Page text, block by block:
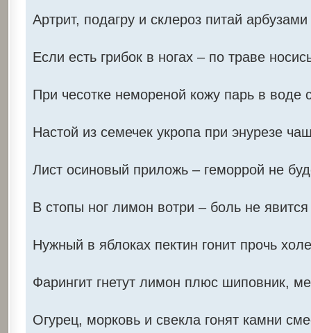
Артрит, подагру и склероз питай
Если есть грибок в ногах – по траве
При чесотке немореной кожу парь в воде
Настой из семечек укропа при энурезе
Лист осиновый приложь – геморрой не
В стопы ног лимон вотри – боль не явится
Нужный в яблоках пектин гонит прочь
Фарингит гнетут лимон плюс шиповник,
Огурец, морковь и свекла гонят камни